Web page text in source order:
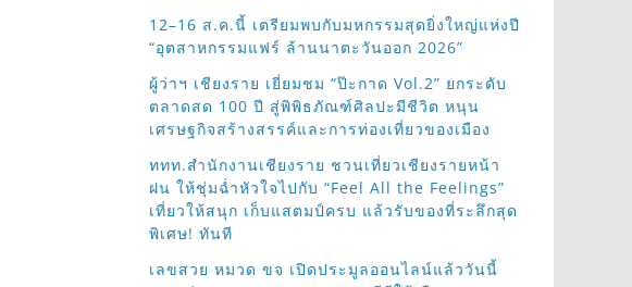
12–16 ส.ค.นี้ เตรียมพบกับมหกรรมสุดยิ่งใหญ่แห่งปี
“อุตสาหกรรมแฟร์ ล้านนาตะวันออก 2026”
ผู้ว่าฯ เชียงราย เยี่ยมชม “ป๊ะกาด Vol.2” ยกระดับ
ตลาดสด 100 ปี สู่พิพิธภัณฑ์ศิลปะมีชีวิต หนุน
เศรษฐกิจสร้างสรรค์และการท่องเที่ยวของเมือง
ททท.สำนักงานเชียงราย ชวนเที่ยวเชียงรายหน้า
ฝน ให้ชุ่มฉ่ำหัวใจไปกับ “Feel All the Feelings”
เที่ยวให้สนุก เก็บแสตมป์ครบ แล้วรับของที่ระลึกสุด
พิเศษ! ทันที
เลขสวย หมวด ขจ เปิดประมูลออนไลน์แล้ววันนี้